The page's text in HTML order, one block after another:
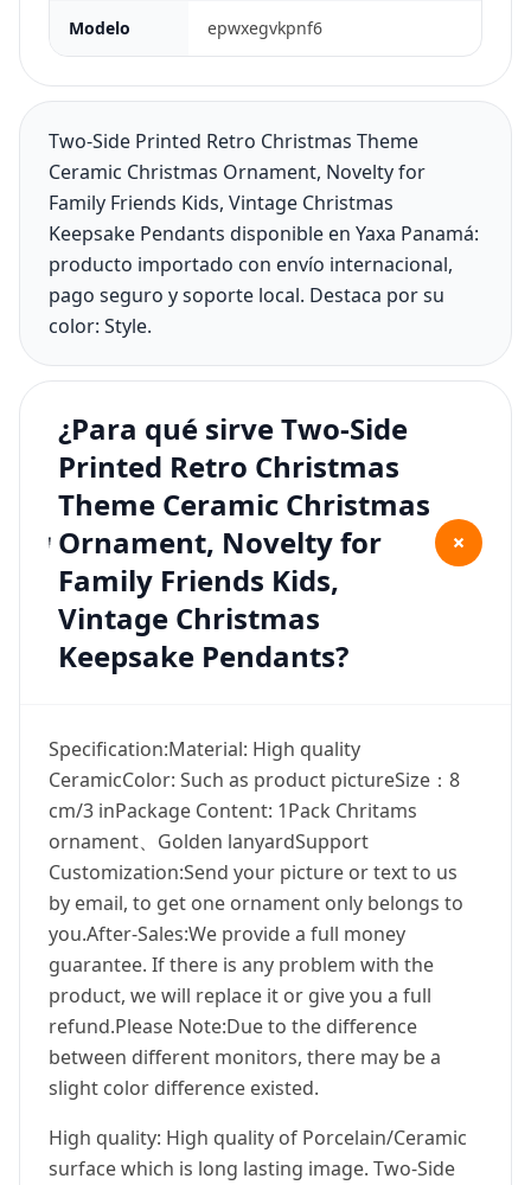
Modelo epwxegvkpnf6
Two-Side Printed Retro Christmas Theme
Ceramic Christmas Ornament, Novelty for
Family Friends Kids, Vintage Christmas
Keepsake Pendants disponible en Yaxa Panamá:
producto importado con envío internacional,
pago seguro y soporte local. Destaca por su
color: Style.
¿Para qué sirve Two-Side
Printed Retro Christmas
Theme Ceramic Christmas
Ornament, Novelty for
Family Friends Kids,
Vintage Christmas
Keepsake Pendants?
+
Specification:Material: High quality
CeramicColor: Such as product pictureSize：8
cm/3 inPackage Content: 1Pack Chritams
ornament、Golden lanyardSupport
Customization:Send your picture or text to us
by email, to get one ornament only belongs to
you.After-Sales:We provide a full money
guarantee. If there is any problem with the
product, we will replace it or give you a full
refund.Please Note:Due to the difference
between different monitors, there may be a
slight color difference existed.
High quality: High quality of Porcelain/Ceramic
surface which is long lasting image. Two-Side